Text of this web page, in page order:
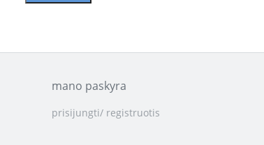
mano paskyra
prisijungti/ registruotis